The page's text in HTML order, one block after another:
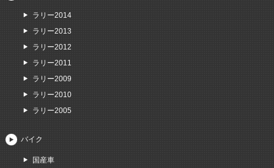
ラリー2014
ラリー2013
ラリー2012
ラリー2011
ラリー2009
ラリー2010
ラリー2005
バイク
国産車